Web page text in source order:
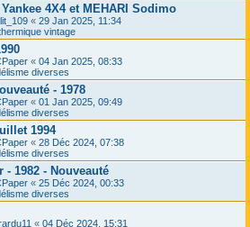
4X4 et MEHARI Sodimo
« 29 Jan 2025, 11:34
vintage
« 04 Jan 2025, 08:33
diverses
- 1978
« 01 Jan 2025, 09:49
diverses
1994
« 28 Déc 2024, 07:38
diverses
- 1982 - Nouveauté
« 25 Déc 2024, 00:33
diverses
« 04 Déc 2024, 15:31